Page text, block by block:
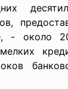
- около